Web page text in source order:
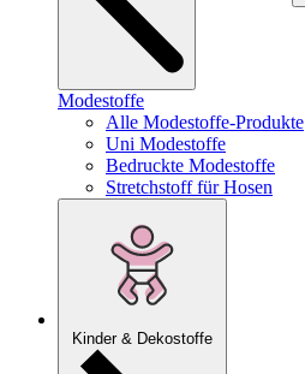
Modestoffe
Alle Modestoffe-Produkte
Uni Modestoffe
Bedruckte Modestoffe
Stretchstoff für Hosen
Kinder & Dekostoffe